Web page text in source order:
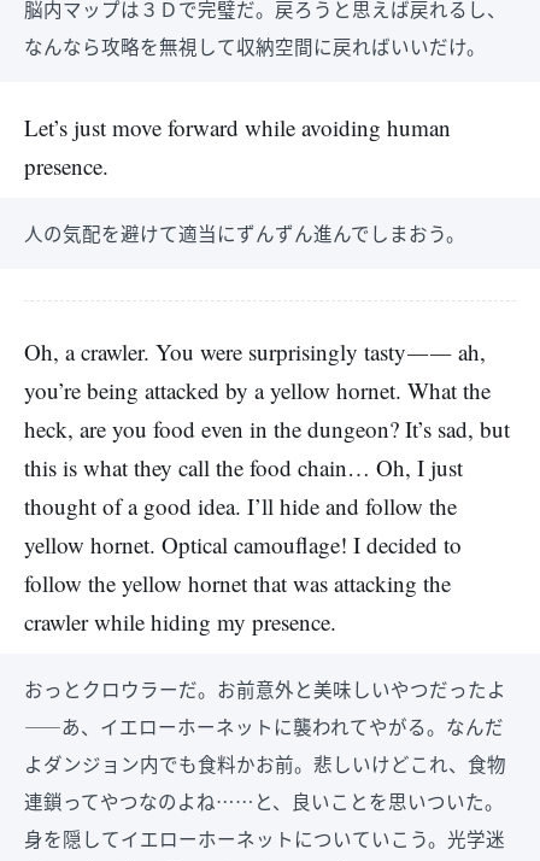
脳内マップは３Ｄで完璧だ。戻ろうと思えば戻れるし、
なんなら攻略を無視して収納空間に戻ればいいだけ。
Let’s just move forward while avoiding human
presence.
人の気配を避けて適当にずんずん進んでしまおう。
Oh, a crawler. You were surprisingly tasty―― ah,
you’re being attacked by a yellow hornet. What the
heck, are you food even in the dungeon? It’s sad, but
this is what they call the food chain… Oh, I just
thought of a good idea. I’ll hide and follow the
yellow hornet. Optical camouflage! I decided to
follow the yellow hornet that was attacking the
crawler while hiding my presence.
おっとクロウラーだ。お前意外と美味しいやつだったよ
――あ、イエローホーネットに襲われてやがる。なんだ
よダンジョン内でも食料かお前。悲しいけどこれ、食物
連鎖ってやつなのよね……と、良いことを思いついた。
身を隠してイエローホーネットについていこう。光学迷